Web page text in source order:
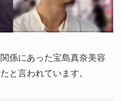
係にあった宝島真奈美容
と言われています。